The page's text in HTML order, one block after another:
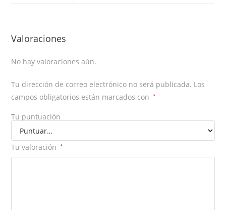
Valoraciones
No hay valoraciones aún.
Tu dirección de correo electrónico no será publicada. Los
campos obligatorios están marcados con
*
Tu puntuación
Tu valoración *